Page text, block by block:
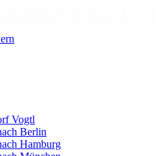
Vogtl
Berlin
Hamburg